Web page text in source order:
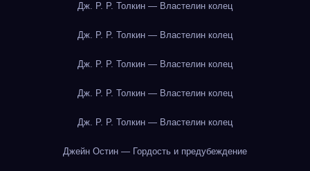
Дж. Р. Р. Толкин — Властелин колец
Дж. Р. Р. Толкин — Властелин колец
Дж. Р. Р. Толкин — Властелин колец
Дж. Р. Р. Толкин — Властелин колец
Дж. Р. Р. Толкин — Властелин колец
Джейн Остин — Гордость и предубеждение